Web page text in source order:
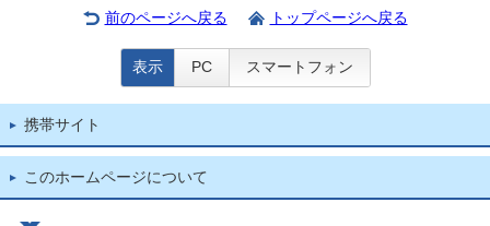
前のページへ戻る トップページへ戻る
表示 PC スマートフォン
携帯サイト
このホームページについて